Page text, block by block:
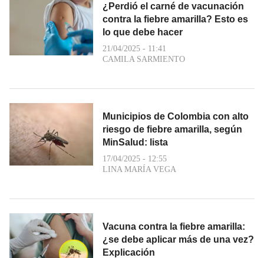
¿Perdió el carné de vacunación
contra la fiebre amarilla? Esto es
lo que debe hacer
21/04/2025 - 11:41
CAMILA SARMIENTO
Municipios de Colombia con alto
riesgo de fiebre amarilla, según
MinSalud: lista
17/04/2025 - 12:55
LINA MARÍA VEGA
Vacuna contra la fiebre amarilla:
¿se debe aplicar más de una vez?
Explicación